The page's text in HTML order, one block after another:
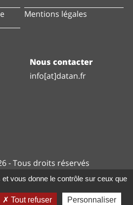
Mentions légales
Nous contacter
info[at]datan.fr
- Tous droits réservés
disponibles sur le site
data.gouv.fr
vous donne le contrôle sur ceux que
Tout refuser Personnaliser